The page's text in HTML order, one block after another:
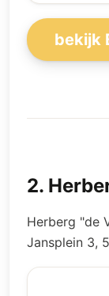
bekijk
2.
Herberg "de
Jansplein 3,